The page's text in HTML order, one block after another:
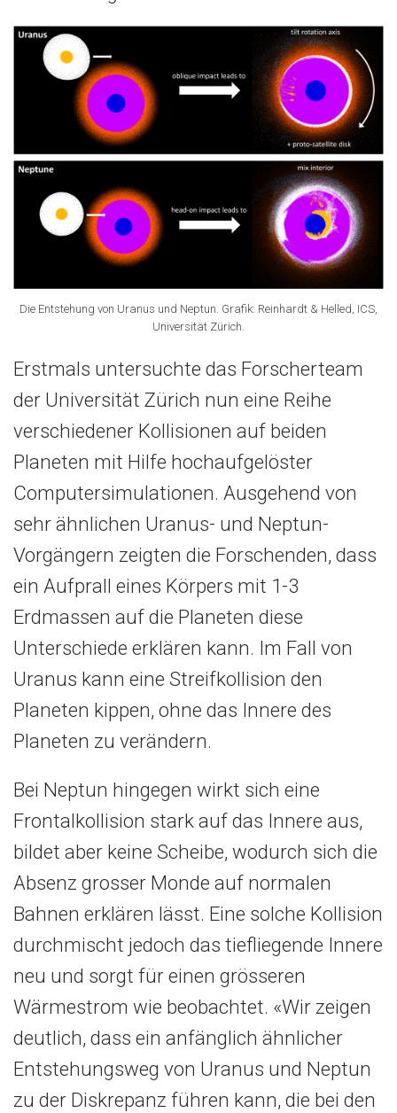
Die Entstehung von Uranus und Neptun. Grafik: Reinhardt & Helled, ICS,
Universität Zürich.
Erstmals untersuchte das Forscherteam
der Universität Zürich nun eine Reihe
verschiedener Kollisionen auf beiden
Planeten mit Hilfe hochaufgelöster
Computersimulationen. Ausgehend von
sehr ähnlichen Uranus- und Neptun-
Vorgängern zeigten die Forschenden, dass
ein Aufprall eines Körpers mit 1-3
Erdmassen auf die Planeten diese
Unterschiede erklären kann. Im Fall von
Uranus kann eine Streifkollision den
Planeten kippen, ohne das Innere des
Planeten zu verändern.
Bei Neptun hingegen wirkt sich eine
Frontalkollision stark auf das Innere aus,
bildet aber keine Scheibe, wodurch sich die
Absenz grosser Monde auf normalen
Bahnen erklären lässt. Eine solche Kollision
durchmischt jedoch das tiefliegende Innere
neu und sorgt für einen grösseren
Wärmestrom wie beobachtet. «Wir zeigen
deutlich, dass ein anfänglich ähnlicher
Entstehungsweg von Uranus und Neptun
zu der Diskrepanz führen kann, die bei den